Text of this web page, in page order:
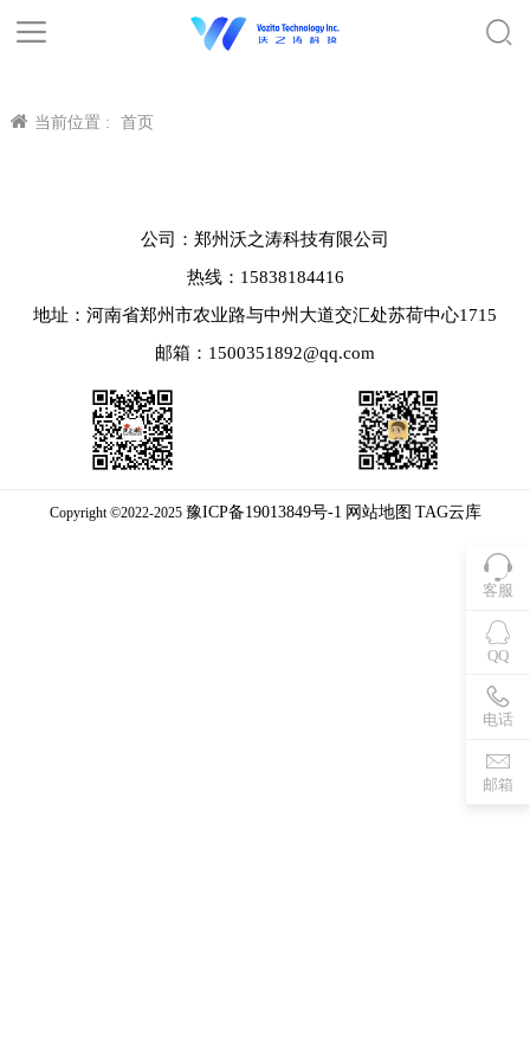
当前位置 : 首页
客服
QQ
电话
邮箱
公司：郑州沃之涛科技有限公司
热线：15838184416
地址：河南省郑州市农业路与中州大道交汇处苏荷中心1715
邮箱：1500351892@qq.com
Copyright ©2022-2025 豫ICP备19013849号-1 网站地图 TAG云库